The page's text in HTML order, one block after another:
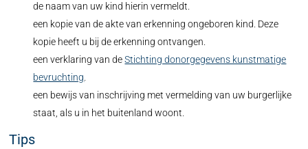
de naam van uw kind hierin vermeldt.
een kopie van de akte van erkenning ongeboren kind. Deze
kopie heeft u bij de erkenning ontvangen.
een verklaring van deStichting donorgegevens kunstmatige
bevruchting
een bewijs van inschrijving met vermelding van uw burgerlijke
staat, als u in het buitenland woont.
Tips